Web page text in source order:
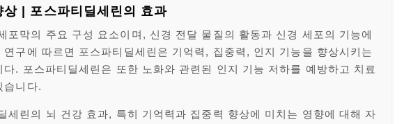
| 포스파티딜세린의 효과
포막의 주요 구성 요소이며, 신경 전달 물질의 활동과 신경 세포의 기능에
구에 따르면 포스파티딜세린은 기억력, 집중력, 인지 기능을 향상시키는
. 포스파티딜세린은 또한 노화와 관련된 인지 기능 저하를 예방하고 치료
습니다.
세린의 뇌 건강 효과, 특히 기억력과 집중력 향상에 미치는 영향에 대해 자